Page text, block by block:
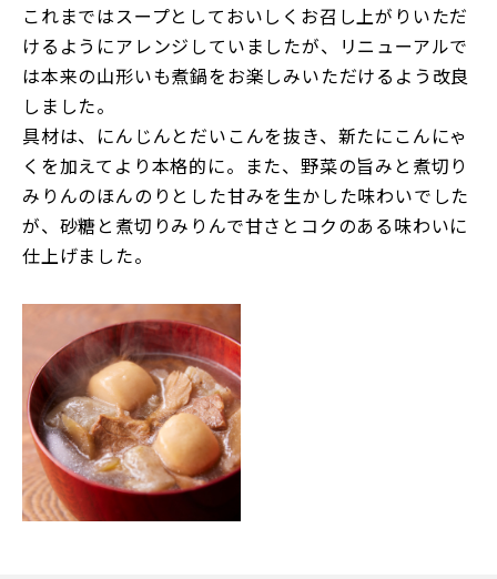
これまではスープとしておいしくお召し上がりいただ
けるようにアレンジしていましたが、リニューアルで
は本来の山形いも煮鍋をお楽しみいただけるよう改良
しました。
具材は、にんじんとだいこんを抜き、新たにこんにゃ
くを加えてより本格的に。また、野菜の旨みと煮切り
みりんのほんのりとした甘みを生かした味わいでした
が、砂糖と煮切りみりんで甘さとコクのある味わいに
仕上げました。